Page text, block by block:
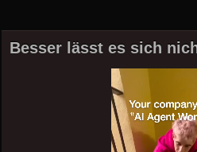
Besser lässt es sich